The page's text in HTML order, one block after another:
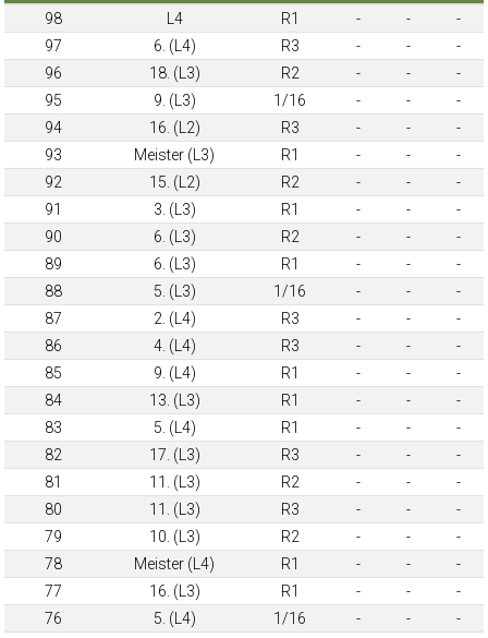
98
L4 R1 - -
-
97
6. (L4) R3 - -
-
96
18. (L3) R2 - -
-
95
9. (L3) 1/16 - -
-
94
16. (L2) R3 - -
-
93
Meister (L3) R1 - -
-
92
15. (L2) R2 - -
-
91
3. (L3) R1 - -
-
90
6. (L3) R2 - -
-
89
6. (L3) R1 - -
-
88
5. (L3) 1/16 - -
-
87
2. (L4) R3 - -
-
86
4. (L4) R3 - -
-
85
9. (L4) R1 - -
-
84
13. (L3) R1 - -
-
83
5. (L4) R1 - -
-
82
17. (L3) R3 - -
-
81
11. (L3) R2 - -
-
80
11. (L3) R3 - -
-
79
10. (L3) R2 - -
-
78
Meister (L4) R1 - -
-
77
16. (L3) R1 - -
-
76
5. (L4) 1/16 - -
-